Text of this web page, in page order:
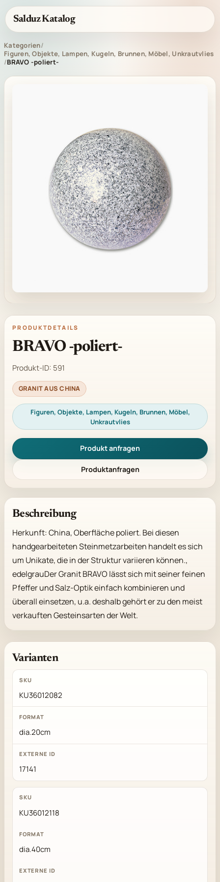
Salduz Katalog
Kategorien/
Figuren, Objekte, Lampen, Kugeln, Brunnen, Möbel, Unkrautvlies
/BRAVO -poliert-
PRODUKTDETAILS
BRAVO -poliert-
Produkt-ID: 591
GRANIT AUS CHINA
Figuren, Objekte, Lampen, Kugeln, Brunnen, Möbel,
Unkrautvlies
Produkt anfragen
Produktanfragen
Beschreibung
Herkunft: China, Oberfläche poliert. Bei diesen
handgearbeiteten Steinmetzarbeiten handelt es sich
um Unikate, die in der Struktur variieren können.,
edelgrauDer Granit BRAVO lässt sich mit seiner feinen
Pfeffer und Salz-Optik einfach kombinieren und
überall einsetzen, u.a. deshalb gehört er zu den meist
verkauften Gesteinsarten der Welt.
Varianten
KU36012082
dia.20cm
17141
KU36012118
dia.40cm